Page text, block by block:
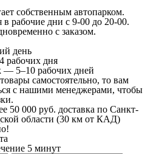
собственным автопарком.
в рабочие дни с 9-00 до 20-00.
с заказом.
день
рабочих дня
— 5–10 рабочих дней
самостоятельно, то вам
с нашими менеджерами, чтобы
50 000 руб. доставка по Санкт-
области (30 км от КАД)
5 минут